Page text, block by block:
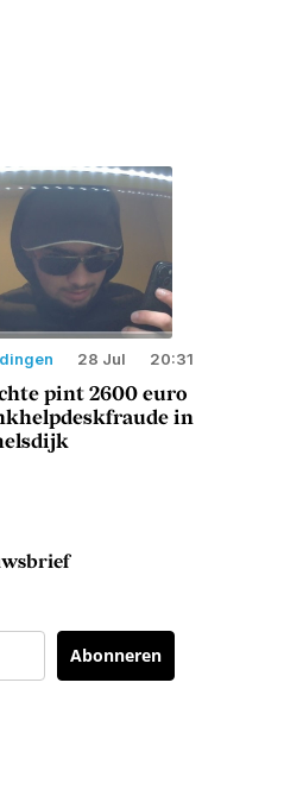
28 Jul 20:31
pint 2600 euro
in
Abonneren